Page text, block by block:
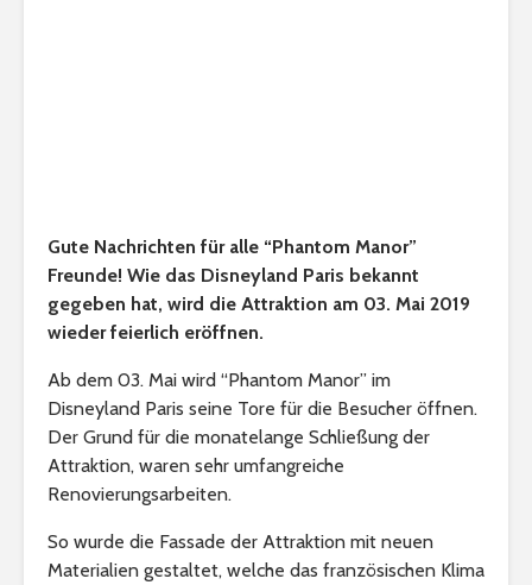
Gute Nachrichten für alle “Phantom Manor”
Freunde! Wie das Disneyland Paris bekannt
gegeben hat, wird die Attraktion am 03. Mai 2019
wieder feierlich eröffnen.
Ab dem 03. Mai wird “Phantom Manor” im
Disneyland Paris seine Tore für die Besucher öffnen.
Der Grund für die monatelange Schließung der
Attraktion, waren sehr umfangreiche
Renovierungsarbeiten.
So wurde die Fassade der Attraktion mit neuen
Materialien gestaltet, welche das französischen Klima